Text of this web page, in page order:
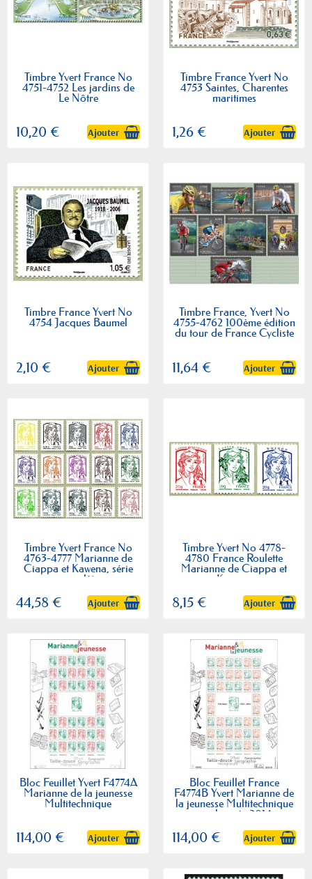
Timbre Yvert France No
4751-4752 Les jardins de
Le Nôtre
10,20 € Ajouter
Timbre France Yvert No
4753 Saintes, Charentes
maritimes
1,26 € Ajouter
Timbre France Yvert No
4754 Jacques Baumel
2,10 € Ajouter
Timbre France, Yvert No
4755-4762 100ème édition
du tour de France Cycliste
11,64 € Ajouter
Timbre Yvert France No
4763-4777 Marianne de
Ciappa et Kawena, série
complète
44,58 € Ajouter
Timbre Yvert No 4778-
4780 France Roulette
Marianne de Ciappa et
Kawena
8,15 € Ajouter
Bloc Feuillet Yvert F4774A
Marianne de la jeunesse
Multitechnique
114,00 € Ajouter
Bloc Feuillet France
F4774B Yvert Marianne de
la jeunesse Multitechnique
surchargée 2014
114,00 € Ajouter